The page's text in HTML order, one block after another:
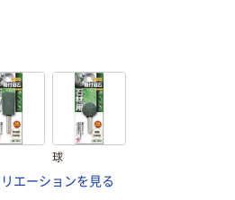
球
エーションを見る